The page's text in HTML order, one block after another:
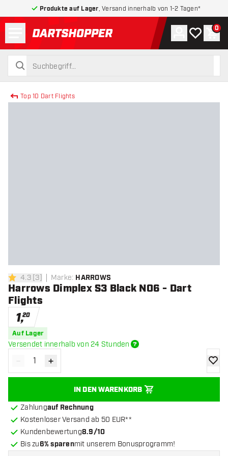
Produkte auf Lager , Versand innerhalb von 1-2 Tagen*
zurück zur Startseite
suchen
suchen
Konto
Meine 0
Top 10 Dart Flights
4.3 Bewertungssterne
4.3[3] Marke: HARROWS
Harrows Dimplex S3 Black NO6 - Dart
Flights
1,20
Auf Lager
Versendet innerhalb von 24 Stunden
Menge verringern
- Menge erhöhen
+
IN DEN WARENKORB
Zur
Zahlungauf Rechnung
Kostenloser Versand ab 50 EUR**
Kundenbewertung8.9/10
Bis zu6% sparenmit unserem Bonusprogramm!